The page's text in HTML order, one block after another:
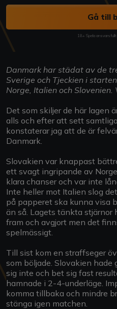
Gå till
18+ Spela ansvarsfullt
Danmark har städat av de
Sverige och Tjeckien i
Norge, Italien och
Det som skiljer de här lagen
alls och efter att sett
konstaterar jag att de är
Danmark.
Slovakien var knappast
ett svagt ingripande av
klara chanser och var inte
Inte heller mot Italien slog
på papperet ska kunna visa
än så. Lagets tänkta
fram och avgjort men det
spelmässigt.
Till sist kom en straffseger
som böljade. Slovakien
sig inte och bet sig fast
hamnade i 2-4-underläge.
komma tillbaka och mindre
stänga igen matchen.